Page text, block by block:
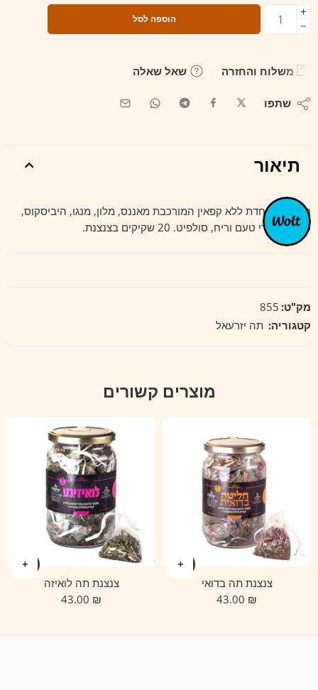
הוספה לסל
משלוח והחזרה שאל שאלה
שתפו
תיאור
חליטה מיוחדת ללא קפאין המורכבת מאננס, מלון, מנגו, היביסקוס,
סוכר, חומרי טעם וריח, סולפיט. 20 שקיקים בצנצנת.
מק"ט: 855
קטגוריה: תה יזרעאל
מוצרים קשורים
צנצנת תה בדואי
₪
צנצנת תה לואיזה
₪